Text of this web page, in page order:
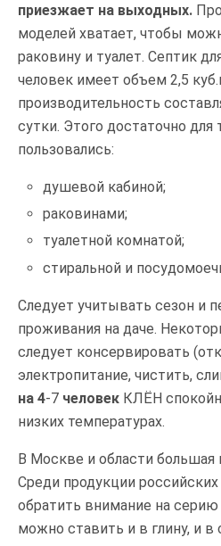
приезжает на выходных.
моделей хватает, чтобы
раковину и туалет. Септик
человек имеет объем 2,5
производительность
сутки. Этого достаточно для
пользовались:
душевой кабиной;
раковинами;
туалетной комнатой;
стиральной и
Следует учитывать сезон и
проживания на даче.
следует консервировать
электропитание, чистить,
на 4-7 человек КЛЁН
низких температурах.
В Москве и области большая
Среди продукции
обратить внимание на
можно ставить и в глину, и в